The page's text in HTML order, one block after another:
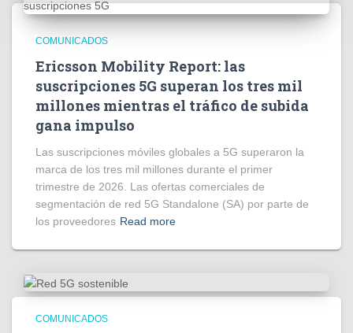
COMUNICADOS
Ericsson Mobility Report: las
suscripciones 5G superan los tres mil
millones mientras el tráfico de subida
gana impulso
Las suscripciones móviles globales a 5G superaron la
marca de los tres mil millones durante el primer
trimestre de 2026. Las ofertas comerciales de
segmentación de red 5G Standalone (SA) por parte de
los proveedores Read more
COMUNICADOS